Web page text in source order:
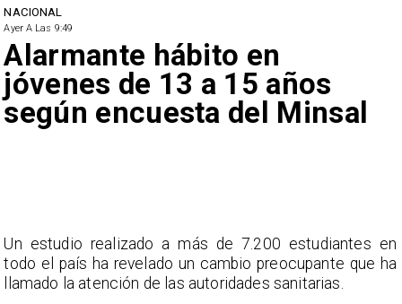
NACIONAL
Ayer A Las 9:49
Alarmante hábito en
jóvenes de 13 a 15 años
según encuesta del Minsal
Un estudio realizado a más de 7.200 estudiantes en
todo el país ha revelado un cambio preocupante que ha
llamado la atención de las autoridades sanitarias.